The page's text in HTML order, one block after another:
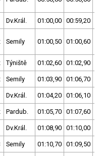
Dv.Král. 01:00,00 00:59,20
Semily 01:00,50 01:00,60
Týniště 01:02,60 01:02,90
Semily 01:03,90 01:06,70
Dv.Král. 01:04,20 01:06,10
Pardub. 01:05,70 01:07,60
Dv.Král. 01:08,90 01:10,00
Semily 01:10,70 01:09,50